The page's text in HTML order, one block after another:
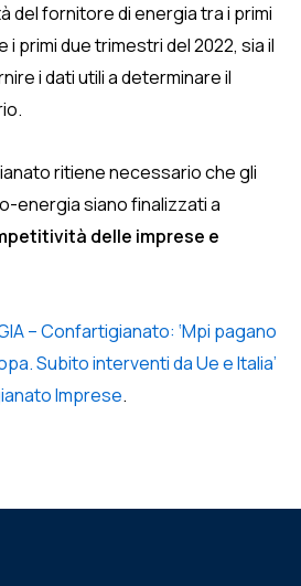
del fornitore di energia tra i primi
i primi due trimestri del 2022, sia il
i dati utili a determinare il
ritiene necessario che gli
energia siano finalizzati a
delle imprese e
– Confartigianato: ‘Mpi pagano
Subito interventi da Ue e Italia’
Imprese.